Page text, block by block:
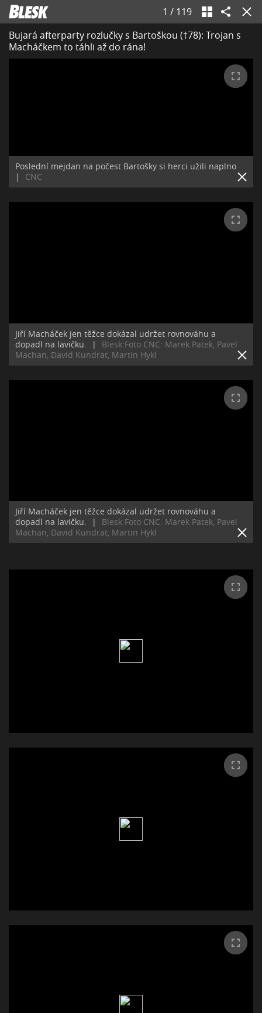
1 / 119
Bujará afterparty rozlučky s Bartoškou (†78): Trojan s
Macháčkem to táhli až do rána!
Poslední mejdan na počest Bartošky si herci užili naplno
|
CNC
Jiří Macháček jen těžce dokázal udržet rovnováhu a
dopadl na lavičku.
|
Blesk:Foto CNC: Marek Patek, Pavel
Machan, David Kundrat, Martin Hykl
Jiří Macháček jen těžce dokázal udržet rovnováhu a
dopadl na lavičku.
|
Blesk:Foto CNC: Marek Patek, Pavel
Machan, David Kundrat, Martin Hykl